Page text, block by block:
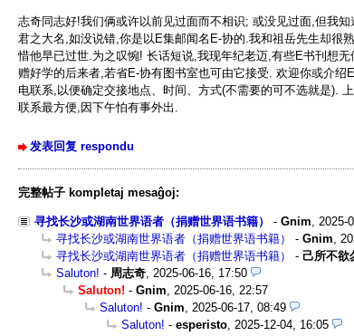
志奇同志好!我们俩或许以前见过面而不相识; 或没见过面,但我知
君之大名,如没说错,你是以E集邮闻名E-协的.我和祖岳先生却很
惜他早已过世.为之叹惋! 长话短说,我现年纪老迈,有些E书刊想无
赠好学的后来者,若省E-协有图书室也可由它接受. 欢迎你或介绍
电联系,以便确定交接地点、时间、方式(不需要的可不选就是).
联系最方便,因下午怕有事外出.
发表回复 respondu
完整帖子 kompletaj mesaĝoj:
寻找长沙或湖南世界语者（捐赠世界语书籍） - Gnim, 2025-
寻找长沙或湖南世界语者（捐赠世界语书籍）
- Gnim,
寻找长沙或湖南世界语者（捐赠世界语书籍）
- 己所不欲
Saluton! - 周志奇, 2025-06-16, 17:50
Saluton! - Gnim, 2025-06-16, 22:57
Saluton! - Gnim, 2025-06-17, 08:49
Saluton! - esperisto, 2025-12-04, 16:05